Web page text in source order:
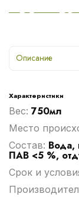
Описание
Характеристики
Вес: 750мл
Место
Cостав: Вода,
ПАВ <5 %,
Срок и